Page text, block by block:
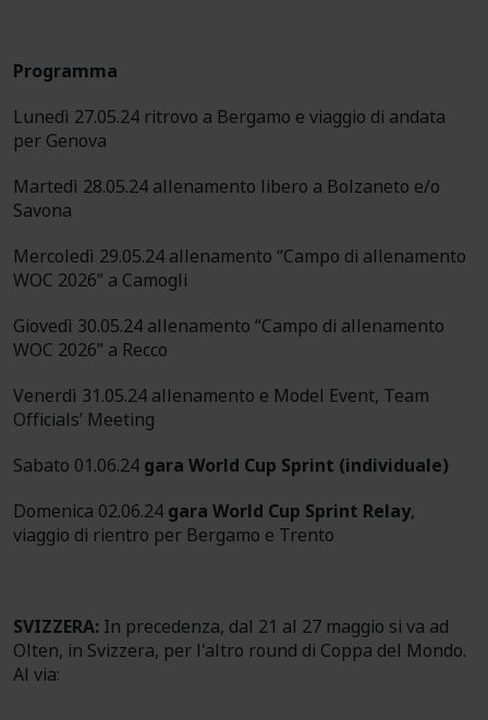
Programma
Lunedì 27.05.24 ritrovo a Bergamo e viaggio di andata
per Genova
Martedì 28.05.24 allenamento libero a Bolzaneto e/o
Savona
Mercoledì 29.05.24 allenamento “Campo di allenamento
WOC 2026” a Camogli
Giovedì 30.05.24 allenamento “Campo di allenamento
WOC 2026” a Recco
Venerdì 31.05.24 allenamento e Model Event, Team
Officials’ Meeting
Sabato 01.06.24 gara World Cup Sprint (individuale)
Domenica 02.06.24 gara World Cup Sprint Relay,
viaggio di rientro per Bergamo e Trento
SVIZZERA: In precedenza, dal 21 al 27 maggio si va ad
Olten, in Svizzera, per l'altro round di Coppa del Mondo.
Al via: